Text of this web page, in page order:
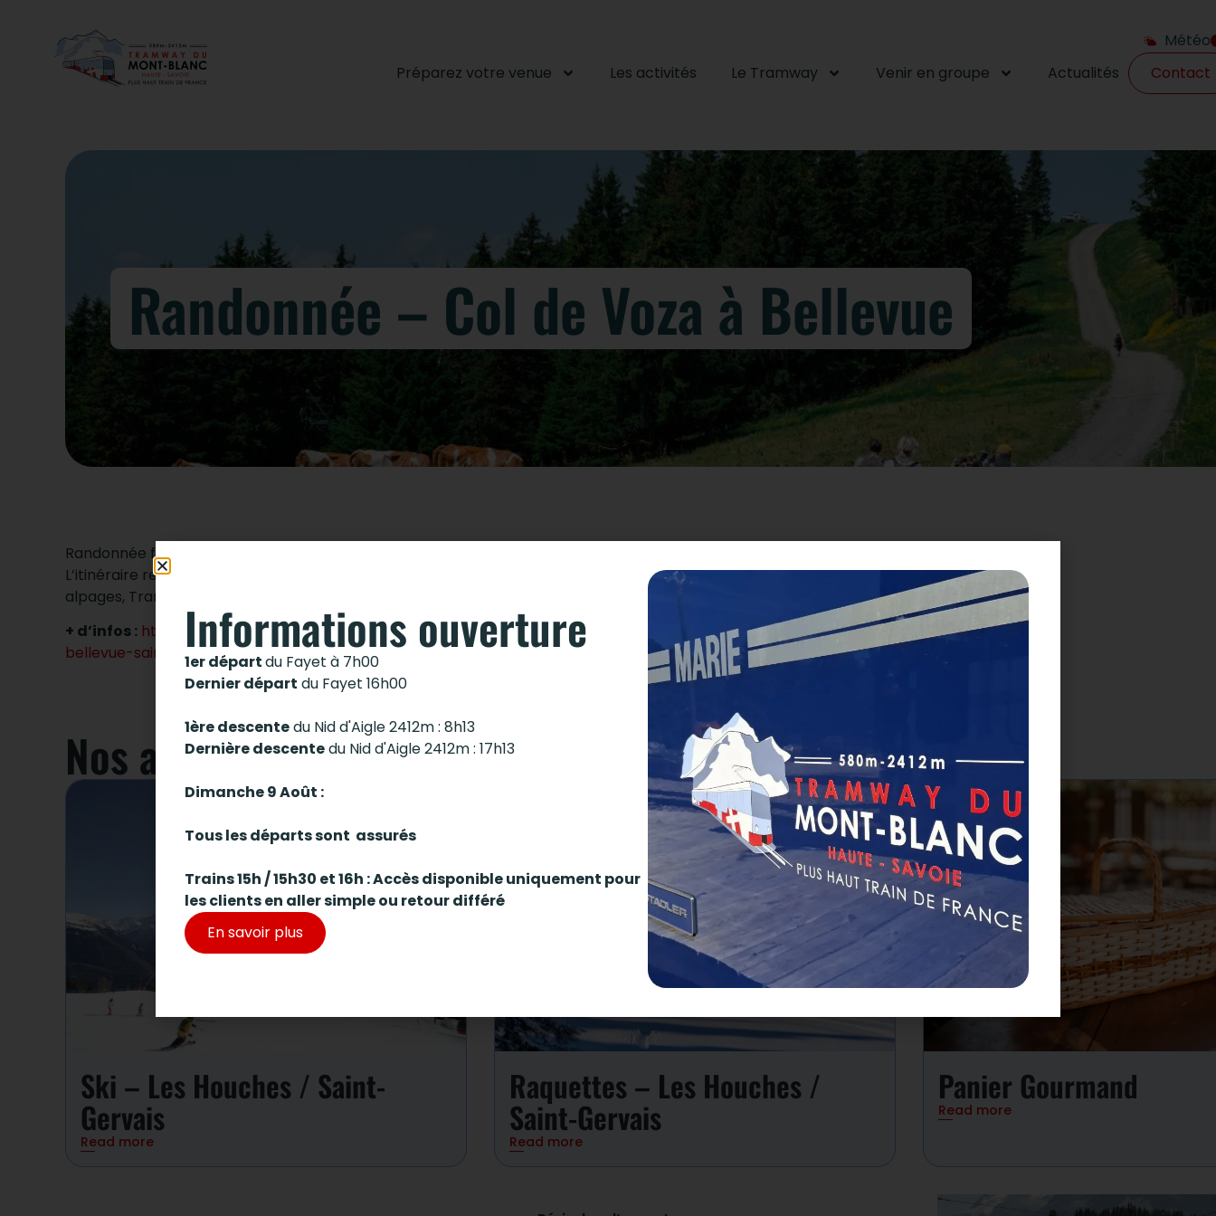
Météo
Préparez votre venue
Les activités Le Tramway Venir en groupe Actualités Contact
Randonnée – Col de Voza à Bellevue
Randonnée facile et accessible.
L’itinéraire reliant Bellevue au col de Voza est une grande classique pour apprécier la montagne en été : vaches dans les
alpages, Tramway du Mont-Blanc et sommets enneigés sont au programme de cet itinéraire.
+ d’infos : https://www.saintgervais.com/je-minspire/randonnee-toutes-saisons/randonnee-du-col-de-voza-a-
bellevue-saint-gervais-les-bains-fr-5660434/
Nos autres activités
Ski – Les Houches / Saint-
Gervais
Read more
Raquettes – Les Houches /
Saint-Gervais
Read more
Panier Gourmand
Read more
Informations ouverture
1er départdu Fayet à 7h00
Dernier départ du Fayet 16h00
1ère descentedu Nid d'Aigle 2412m : 8h13
Dernière descentedu Nid d'Aigle 2412m : 17h13
Dimanche 9 Août :
Tous les départs sont assurés
Trains 15h / 15h30 et 16h : Accès disponible uniquement pour
les clients en aller simple ou retour différé
En savoir plus